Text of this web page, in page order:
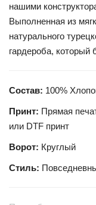
нашими
Выполненная из
натурального
гардероба, который
Состав: 100%
Принт: Прямая
или DTF принт
Ворот: Круглый
Стиль: